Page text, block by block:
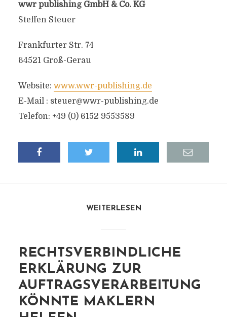
wwr publishing GmbH & Co. KG
Steffen Steuer
Frankfurter Str. 74
64521 Groß-Gerau
Website: www.wwr-publishing.de
E-Mail : steuer@wwr-publishing.de
Telefon: +49 (0) 6152 9553589
WEITERLESEN
RECHTSVERBINDLICHE
ERKLÄRUNG ZUR
AUFTRAGSVERARBEITUNG
KÖNNTE MAKLERN